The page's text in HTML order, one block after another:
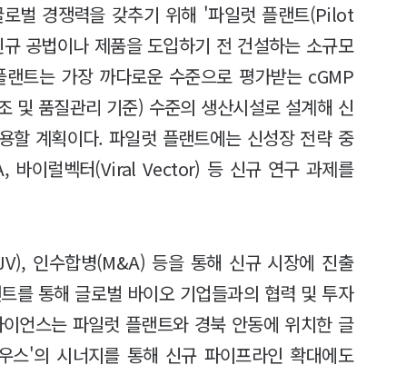
벌 경쟁력을 갖추기 위해 '파일럿 플랜트(Pilot
공법이나 제품을 도입하기 전 건설하는 소규모
트는 가장 까다로운 수준으로 평가받는 cGMP
및 품질관리 기준) 수준의 생산시설로 설계해 신
할 계획이다. 파일럿 플랜트에는 신성장 전략 중
바이럴벡터(Viral Vector) 등 신규 연구 과제를
인수합병(M&A) 등을 통해 신규 시장에 진출
를 통해 글로벌 바이오 기업들과의 협력 및 투자
언스는 파일럿 플랜트와 경북 안동에 위치한 글
스'의 시너지를 통해 신규 파이프라인 확대에도